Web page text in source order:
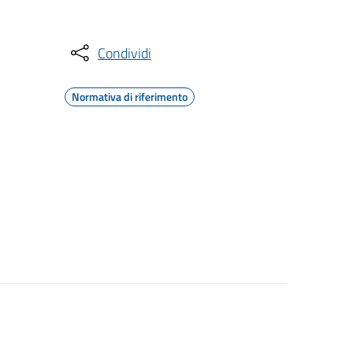
Condividi
Normativa di riferimento